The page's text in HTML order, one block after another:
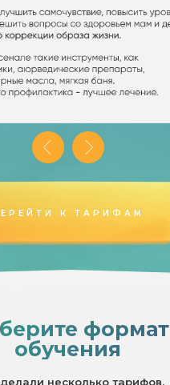
К ТАРИФАМ
формат
обучения
несколько тарифов,